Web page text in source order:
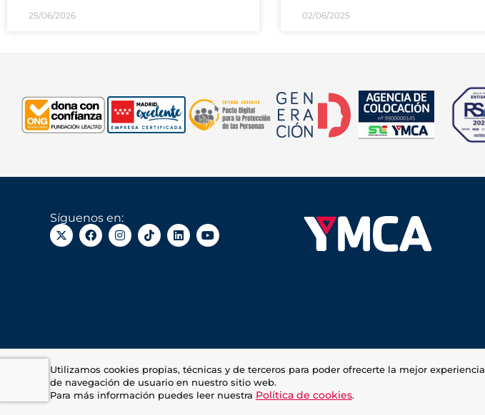
25/06/2026 02/06/2025
Síguenos en:
Utilizamos cookies propias, técnicas y de terceros para poder ofrecerte la mejor experiencia
de navegación de usuario en nuestro sitio web.
Para más información puedes leer nuestra Política de cookies.